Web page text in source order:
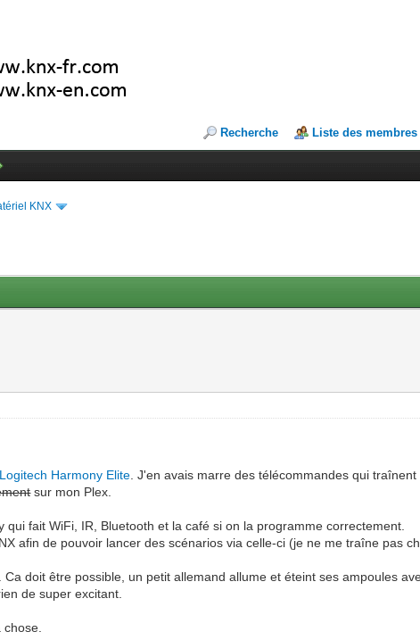
Recherche Liste des membres
KNX
Logitech Harmony Elite . J'en avais marre des télécommandes qui
sur mon Plex.
fait WiFi, IR, Bluetooth et la café si on la programme correctement.
afin de pouvoir lancer des scénarios via celle-ci (je ne me traîne pas
doit être possible, un petit allemand allume et éteint ses ampoules
de super excitant.